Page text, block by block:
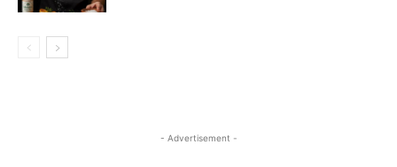
- Advertisement -